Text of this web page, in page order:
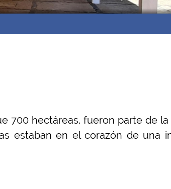
700 hectáreas, fueron parte de la
estaban en el corazón de una